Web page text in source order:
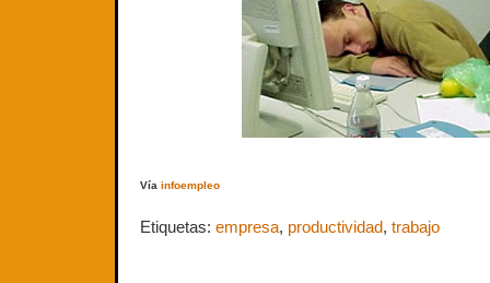
Vía infoempleo
Etiquetas: empresa, productividad, trabajo